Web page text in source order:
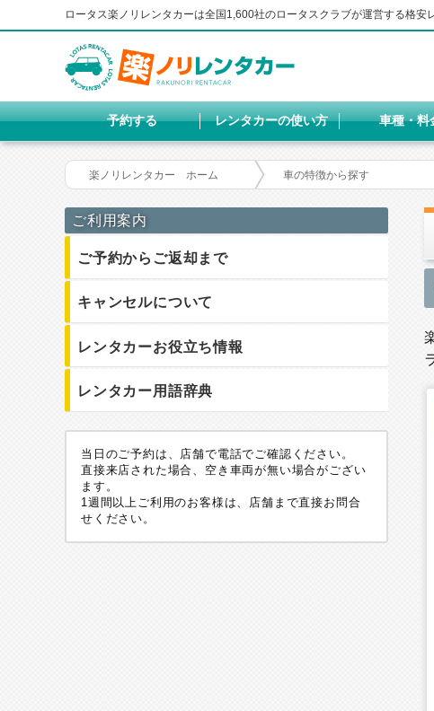
ロータス楽ノリレンタカーは全国1,600社のロータスクラブが運営する格
予約する レンタカーの使い方 車種・料
楽ノリレンタカー ホーム 車の特徴から探す
ご利用案内
ご予約からご返却まで
キャンセルについて
レンタカーお役立ち情報
レンタカー用語辞典
当日のご予約は、店舗で電話でご確認ください。
直接来店された場合、空き車両が無い場合がござい
ます。
1週間以上ご利用のお客様は、店舗まで直接お問合
せください。